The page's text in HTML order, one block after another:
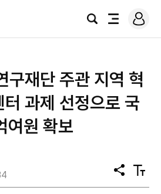
검
전
로
그
구재단 주관 지역 혁
과제 선정으로 국
여원 확보
공
유
텍
스